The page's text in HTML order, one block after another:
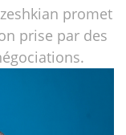
promet
prise par des